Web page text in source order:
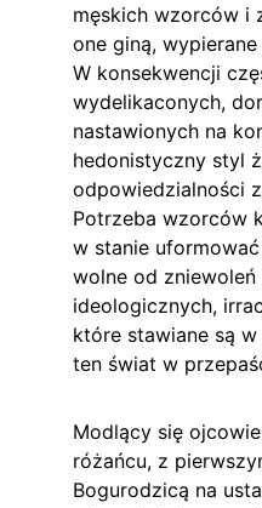
męskich wzorców i
one giną,
W konsekwencji
wydelikaconych,
nastawionych na
hedonistyczny styl
odpowiedzialności
Potrzeba wzorców
w stanie
wolne od
ideologicznych,
które stawiane są
ten świat w
Modlący się
różańcu, z
Bogurodzicą na